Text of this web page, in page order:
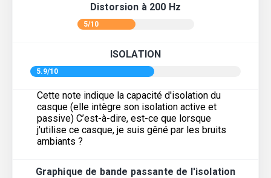
Distorsion à 200 Hz
5/10
ISOLATION
5.9/10
Cette note indique la capacité d'isolation du
casque (elle intègre son isolation active et
passive) C’est-à-dire, est-ce que lorsque
j'utilise ce casque, je suis gêné par les bruits
ambiants ?
Graphique de bande passante de l'isolation